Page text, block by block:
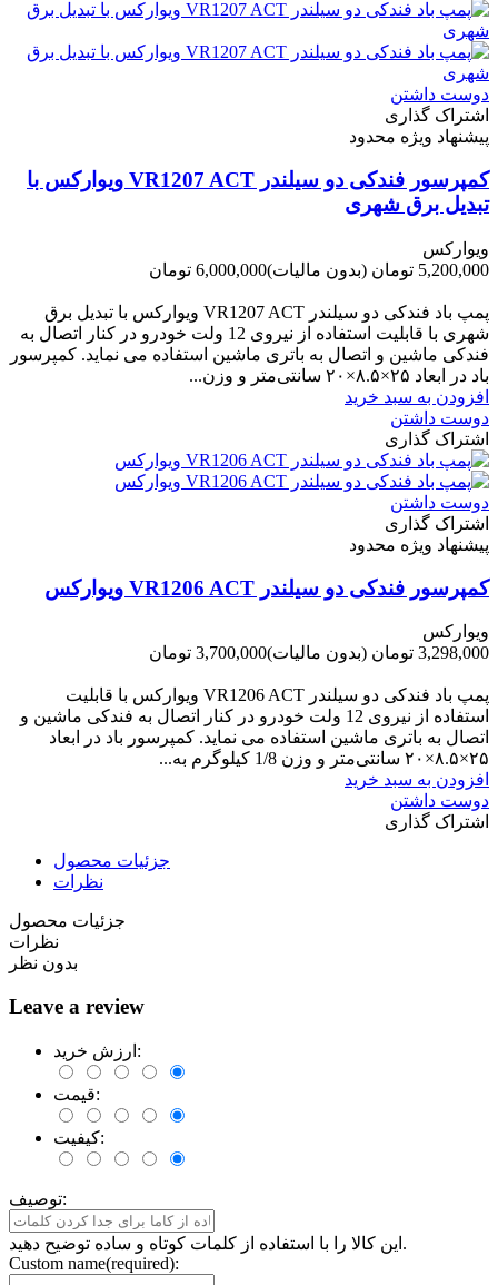
دوست داشتن
اشتراک گذاری
پیشنهاد ویژه محدود
کمپرسور فندکی دو سیلندر VR1207 ACT ویوارکس با
تبدیل برق شهری
ویوارکس
5,200,000 تومان
(بدون مالیات)6,000,000 تومان
پمپ باد فندکی دو سیلندر VR1207 ACT ویوارکس با تبدیل برق
شهری با قابلیت استفاده از نیروی 12 ولت خودرو در کنار اتصال به
فندکی ماشین و اتصال به باتری ماشین استفاده می نماید. کمپرسور
باد در ابعاد ۲۵×۸.۵×۲۰ سانتی‌متر و وزن...
افزودن به سبد خرید
دوست داشتن
اشتراک گذاری
دوست داشتن
اشتراک گذاری
پیشنهاد ویژه محدود
کمپرسور فندکی دو سیلندر VR1206 ACT ویوارکس
ویوارکس
3,298,000 تومان
(بدون مالیات)3,700,000 تومان
پمپ باد فندکی دو سیلندر VR1206 ACT ویوارکس با قابلیت
استفاده از نیروی 12 ولت خودرو در کنار اتصال به فندکی ماشین و
اتصال به باتری ماشین استفاده می نماید. کمپرسور باد در ابعاد
۲۵×۸.۵×۲۰ سانتی‌متر و وزن 1/8 کیلوگرم به...
افزودن به سبد خرید
دوست داشتن
اشتراک گذاری
جزئیات محصول
نظرات
جزئیات محصول
نظرات
بدون نظر
Leave a review
ارزش خرید:
قیمت:
کیفیت:
توصیف:
این کالا را با استفاده از کلمات کوتاه و ساده توضیح دهید.
Custom name(required):